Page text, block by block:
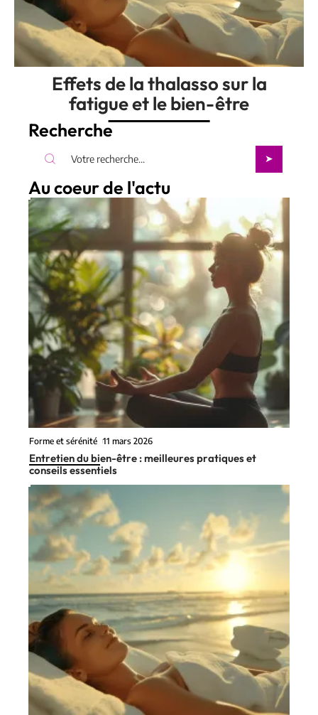
Effets de la thalasso sur la
fatigue et le bien-être
Recherche
Au coeur de l'actu
Forme et sérénité 11 mars 2026
Entretien du bien-être : meilleures pratiques et
conseils essentiels